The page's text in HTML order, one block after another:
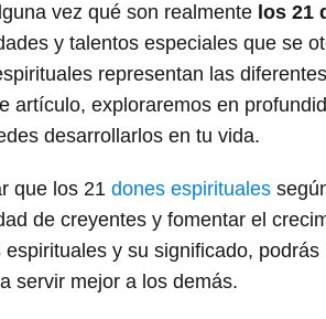
vez qué son realmente los 21
y talentos especiales que se
representan las
artículo, exploraremos en
desarrollarlos en tu vida.
que los 21 dones espirituales
de creyentes y fomentar el
y su significado,
servir mejor a los demás.